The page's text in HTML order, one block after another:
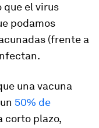
que el virus
podamos
(frente a
una vacuna
50% de
corto plazo,